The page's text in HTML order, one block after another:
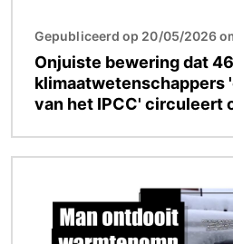
Gepubliceerd op 20/05/2026
Onjuiste bewering dat 46
klimaatwetenschappers
van het IPCC' circuleert